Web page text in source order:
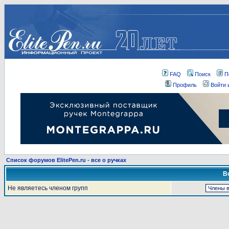
FAQ Поиск
Профиль
Войти
Список форумов ElitePen.ru - все о ручках
Не являетесь членом групп